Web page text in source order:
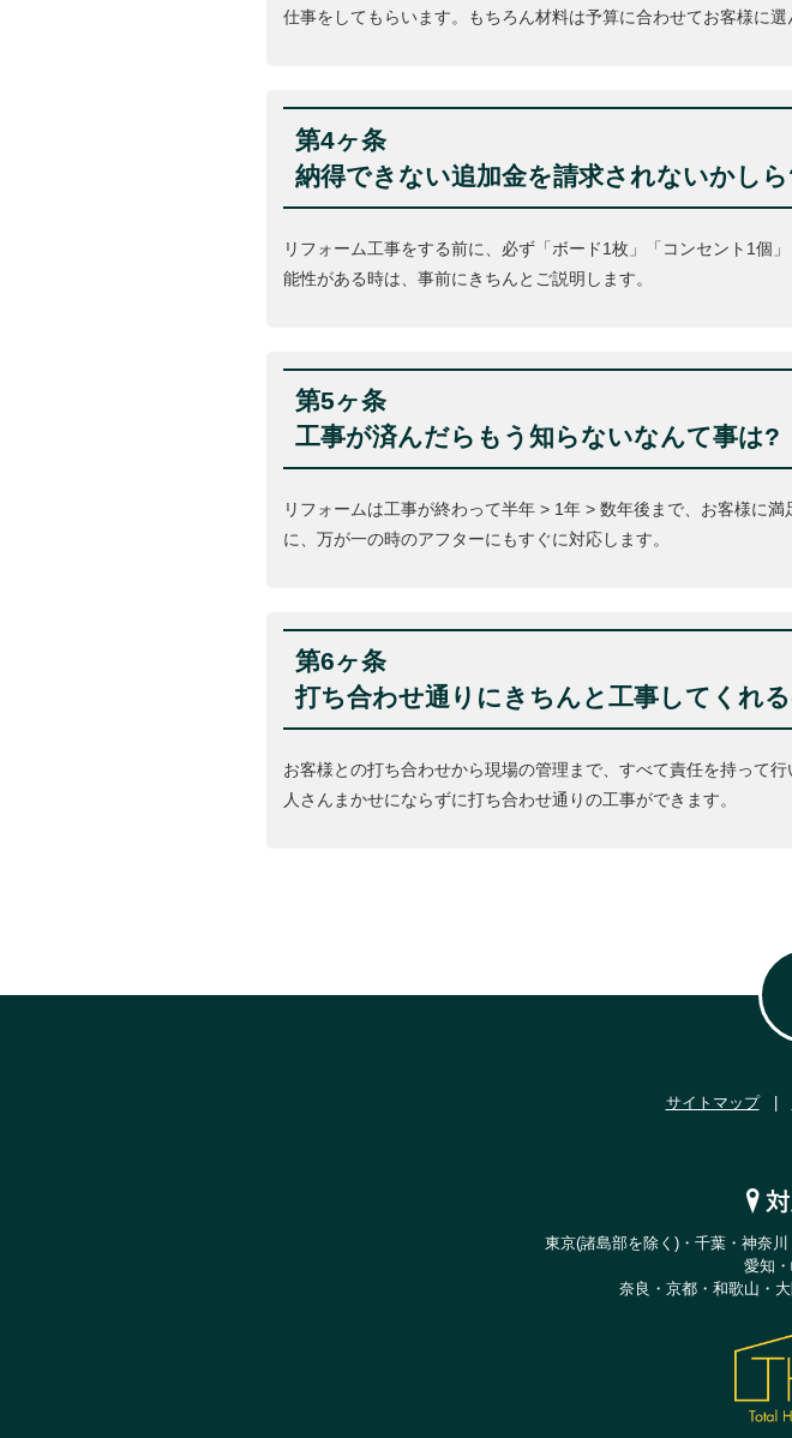
仕事をしてもらいます。もちろん材料は予算に合わせてお客様に選
第4ヶ条
納得できない追加金を請求されないかし
リフォーム工事をする前に、必ず「ボード1枚」「コンセント1個
能性がある時は、事前にきちんとご説明します。
第5ヶ条
工事が済んだらもう知らないなんて事は?
リフォームは工事が終わって半年 > 1年 > 数年後まで、お客様に
に、万が一の時のアフターにもすぐに対応します。
第6ヶ条
打ち合わせ通りにきちんと工事してくれ
お客様との打ち合わせから現場の管理まで、すべて責任を持って
人さんまかせにならずに打ち合わせ通りの工事ができます。
サイトマップ
東京(諸島部を除く)・千葉・神奈
愛知
奈良・京都・和歌山・